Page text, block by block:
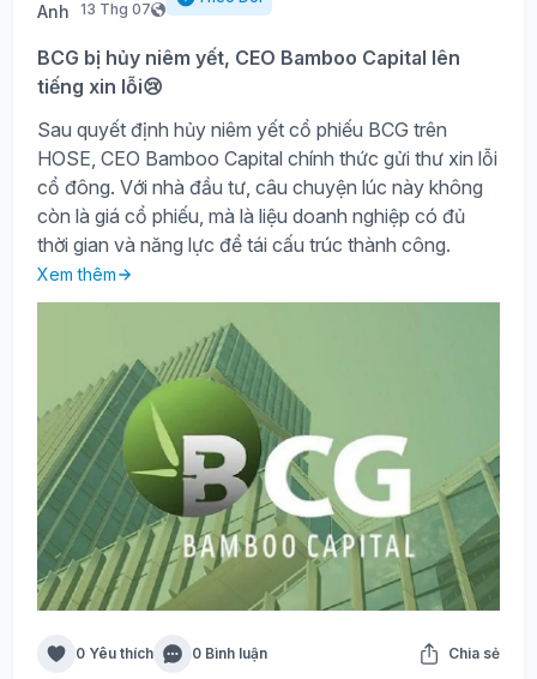
13 Thg 07
BCG bị hủy niêm yết, CEO Bamboo Capital lên
tiếng xin lỗi😢
Sau quyết định hủy niêm yết cổ phiếu BCG trên
HOSE, CEO Bamboo Capital chính thức gửi thư xin lỗi
cổ đông. Với nhà đầu tư, câu chuyện lúc này không
còn là giá cổ phiếu, mà là liệu doanh nghiệp có đủ
thời gian và năng lực để tái cấu trúc thành công.
Xem thêm
0 Yêu thích 0 Bình luận Chia sẻ